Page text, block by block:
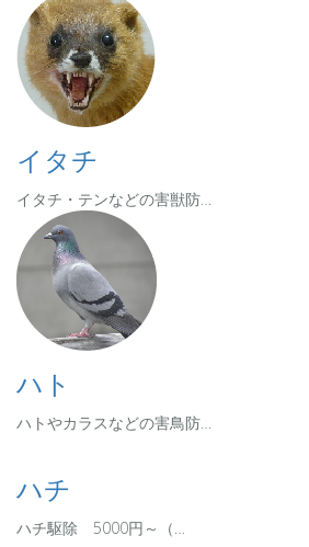
イタチ
イタチ・テンなどの害獣防…
ハト
ハトやカラスなどの害鳥防…
ハチ
ハチ駆除 5000円～（…